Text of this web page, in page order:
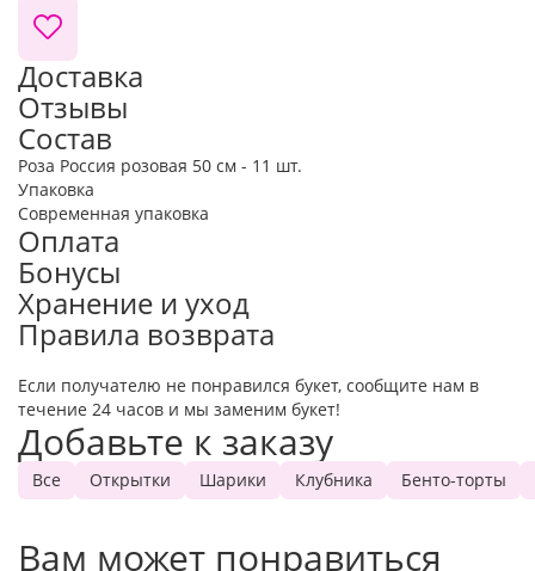
Доставка
Отзывы
Состав
Роза Россия розовая 50 см - 11 шт.
Упаковка
Современная упаковка
Оплата
Бонусы
Хранение и уход
Правила возврата
Если получателю не понравился букет, сообщите нам в
течение 24 часов и мы заменим букет!
Добавьте к заказу
Все Открытки Шарики Клубника Бенто-торты
Вам может понравиться